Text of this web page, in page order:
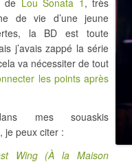
de Lou Sonata 1 , très
de vie d’une jeune
la BD est toute
j’avais zappé la série
va nécessiter de tout
les points après
mes souaskis
je peux citer :
Wing (À la Maison